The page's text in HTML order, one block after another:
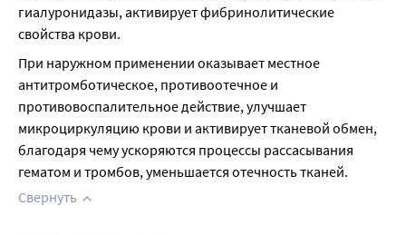
гиалуронидазы, активирует фибринолитические
свойства крови.
При наружном применении оказывает местное
антитромботическое, противоотечное и
противовоспалительное действие, улучшает
микроциркуляцию крови и активирует тканевой обмен,
благодаря чему ускоряются процессы рассасывания
гематом и тромбов, уменьшается отечность тканей.
Свернуть